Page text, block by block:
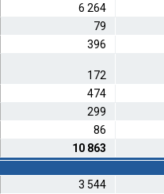
6 264
79
396
172
474
299
86
10 863
3 544